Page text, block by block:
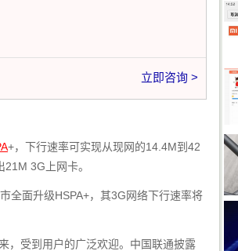
立即咨询 >
+，下行速率可实现从现网的14.4M到42
3G上网卡。
全面升级HSPA+，其3G网络下行速率将
，受到用户的广泛欢迎。中国联通披露